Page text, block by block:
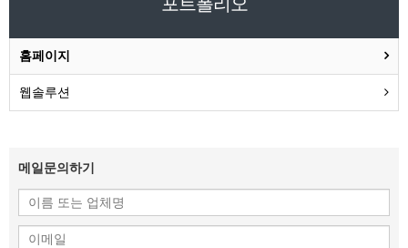
홈페이지
웹솔루션
메일문의하기